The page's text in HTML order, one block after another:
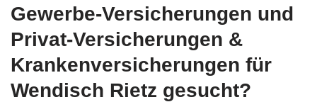
Gewerbe-Versicherungen und
Privat-Versicherungen &
Krankenversicherungen für
Wendisch Rietz gesucht?